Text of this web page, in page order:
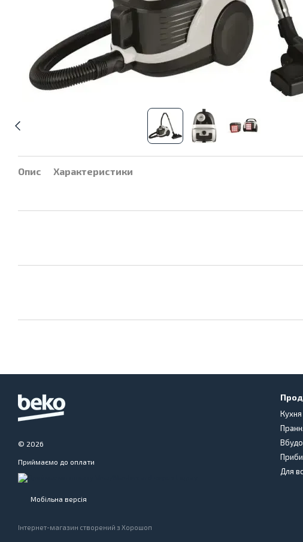
Опис Характеристики
© 2026
Приймаємо до оплати
Мобільна версія
Інтернет-магазин створений з Хорошоп
Кухня
Для